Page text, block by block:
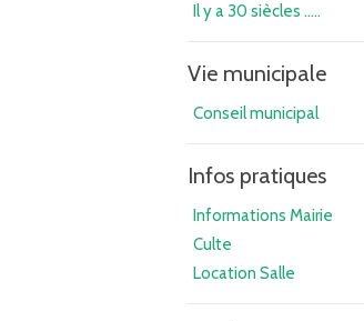
Il y a 30 siècles .....
Vie municipale
Conseil municipal
Infos pratiques
Informations Mairie
Culte
Location Salle